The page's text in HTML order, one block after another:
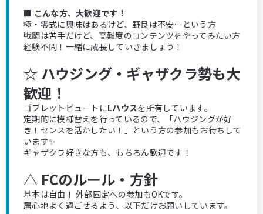
■ こんな方、大歓迎です！
極・零式に興味はあるけど、野良は不安…という方
戦闘は苦手だけど、高難度のコンテンツをやってみたい方
経験不問！一緒に成長していきましょう！
☆ ハウジング・ギャザクラ勢も大
歓迎！
ゴブレットビュートにLハウスを所有しています。
定期的に模様替えを行っているので、「ハウジングが好
き！センスを活かしたい！」という方の参加もお待ちして
います✨
ギャザクラ好きな方も、もちろん歓迎です！
△ FCのルール・方針
基本は自由！ 外部固定への参加もOKです。
居心地よく過ごせるよう、以下だけお願いしています。